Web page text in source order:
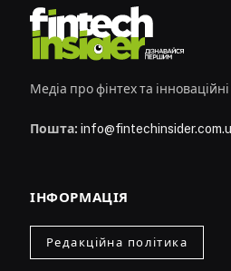
Медіа про фінтех та інноваційні
Пошта:
ІНФОРМАЦІЯ
Редакційна політика